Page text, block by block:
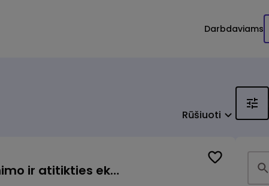
Darbdaviams
Rūšiuoti
Vyriausiasis veiklos užtikrinimo ir atitikties ekspertas (-ė) (Vilnius, LT)